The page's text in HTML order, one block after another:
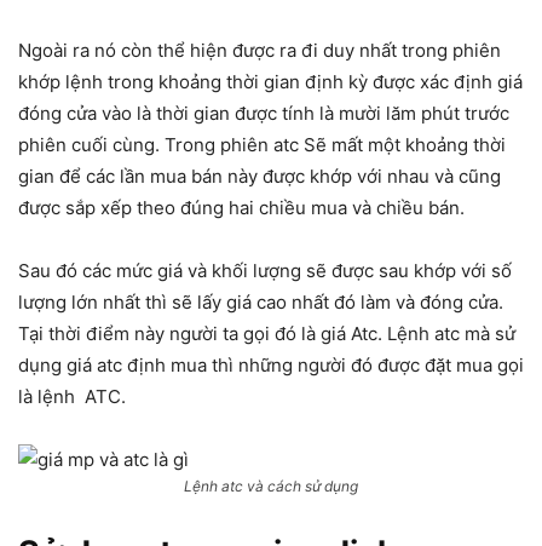
Ngoài ra nó còn thể hiện được ra đi duy nhất trong phiên
khớp lệnh trong khoảng thời gian định kỳ được xác định giá
đóng cửa vào là thời gian được tính là mười lăm phút trước
phiên cuối cùng. Trong phiên atc Sẽ mất một khoảng thời
gian để các lần mua bán này được khớp với nhau và cũng
được sắp xếp theo đúng hai chiều mua và chiều bán.
Sau đó các mức giá và khối lượng sẽ được sau khớp với số
lượng lớn nhất thì sẽ lấy giá cao nhất đó làm và đóng cửa.
Tại thời điểm này người ta gọi đó là giá Atc. Lệnh atc mà sử
dụng giá atc định mua thì những người đó được đặt mua gọi
là lệnh ATC.
Lệnh atc và cách sử dụng